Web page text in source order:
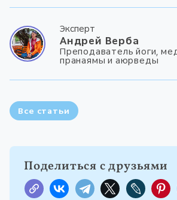
Эксперт
Андрей Верба
Преподаватель йоги,
пранаямы и аюрведы
Все статьи
Поделиться с друзьями